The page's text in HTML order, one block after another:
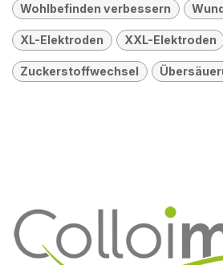
Wohlbefinden verbessern
XL-Elektroden XXL-Elektroden
Zuckerstoffwechsel